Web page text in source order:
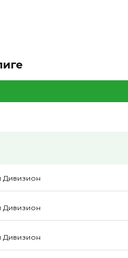
Дивизион
Дивизион
Дивизион